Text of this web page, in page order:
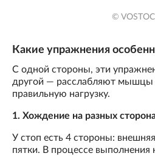
©
Какие упражнения
С одной стороны, эти
другой — расслабляют мышцы
правильную нагрузку.
1. Хождение на разных
У стоп есть 4 стороны:
пятки. В процессе